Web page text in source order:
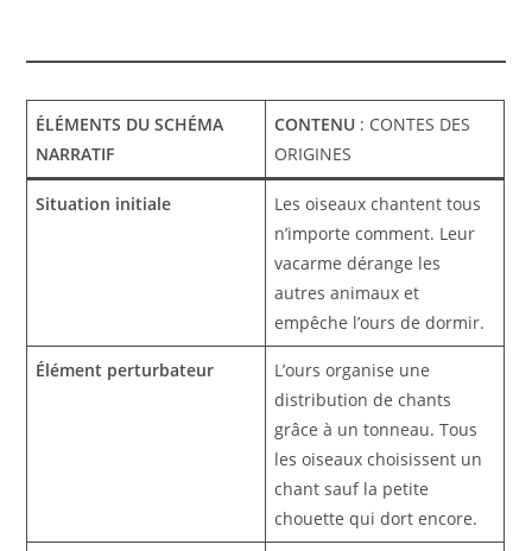
ÉLÉMENTS DU SCHÉMA
NARRATIF
CONTENU : CONTES DES
ORIGINES
Situation initiale
Les oiseaux chantent tous
n’importe comment. Leur
vacarme dérange les
autres animaux et
empêche l’ours de dormir.
Élément perturbateur
L’ours organise une
distribution de chants
grâce à un tonneau. Tous
les oiseaux choisissent un
chant sauf la petite
chouette qui dort encore.